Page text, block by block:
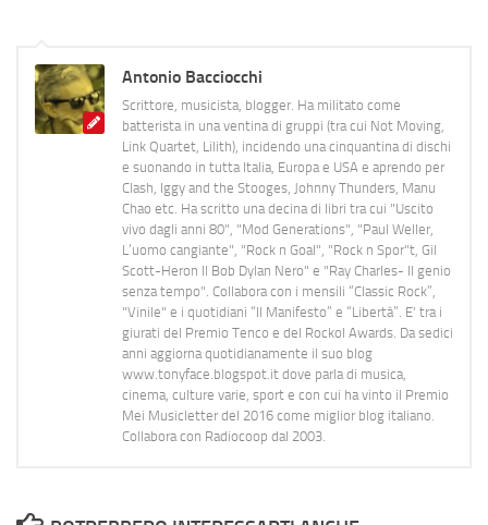
Antonio Bacciocchi
Scrittore, musicista, blogger. Ha militato come
batterista in una ventina di gruppi (tra cui Not Moving,
Link Quartet, Lilith), incidendo una cinquantina di dischi
e suonando in tutta Italia, Europa e USA e aprendo per
Clash, Iggy and the Stooges, Johnny Thunders, Manu
Chao etc. Ha scritto una decina di libri tra cui "Uscito
vivo dagli anni 80", "Mod Generations", "Paul Weller,
L’uomo cangiante", "Rock n Goal", "Rock n Spor"t, Gil
Scott-Heron Il Bob Dylan Nero" e "Ray Charles- Il genio
senza tempo". Collabora con i mensili “Classic Rock”,
"Vinile" e i quotidiani “Il Manifesto” e “Libertà”. E' tra i
giurati del Premio Tenco e del Rockol Awards. Da sedici
anni aggiorna quotidianamente il suo blog
www.tonyface.blogspot.it dove parla di musica,
cinema, culture varie, sport e con cui ha vinto il Premio
Mei Musicletter del 2016 come miglior blog italiano.
Collabora con Radiocoop dal 2003.